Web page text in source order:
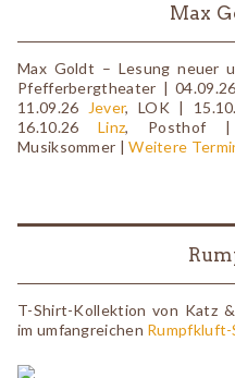
Max
Max Goldt – Lesung neuer
Pfefferbergtheater | 04.09.26
11.09.26
Jever, LOK |
16.10.26 Linz, Posthof |
Musiksommer |Weitere
T-Shirt-Kollektion von Katz
im umfangreichen